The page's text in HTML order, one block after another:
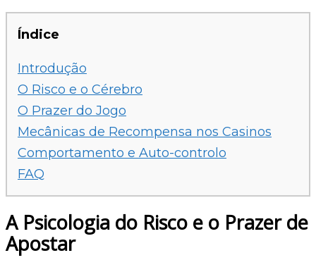
Índice
Introdução
O Risco e o Cérebro
O Prazer do Jogo
Mecânicas de Recompensa nos Casinos
Comportamento e Auto-controlo
FAQ
A Psicologia do Risco e o Prazer de
Apostar